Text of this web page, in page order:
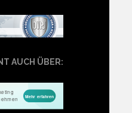
AUCH ÜBER: